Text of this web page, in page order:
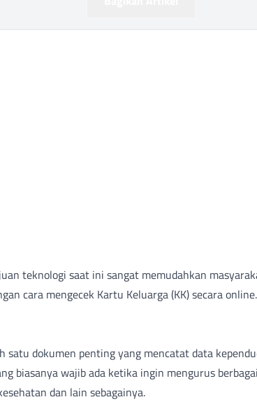
teknologi saat ini sangat memudahkan
cara mengecek Kartu Keluarga (KK) secara online.
satu dokumen penting yang mencatat data
biasanya wajib ada ketika ingin mengurus
dan lain sebagainya.